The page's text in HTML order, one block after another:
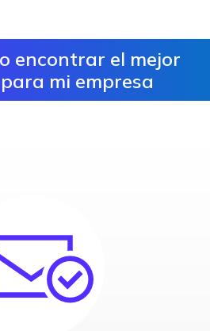
encontrar el mejor
mi empresa